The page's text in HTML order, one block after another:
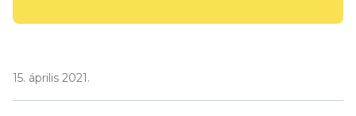
15. április 2021.